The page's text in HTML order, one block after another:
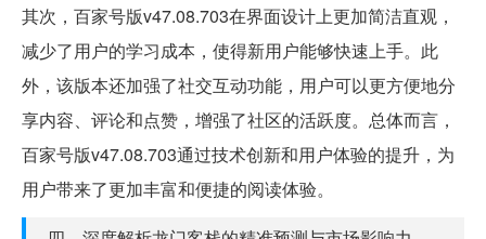
其次，百家号版v47.08.703在界面设计上更加简洁直观，
减少了用户的学习成本，使得新用户能够快速上手。此
外，该版本还加强了社交互动功能，用户可以更方便地分
享内容、评论和点赞，增强了社区的活跃度。总体而言，
百家号版v47.08.703通过技术创新和用户体验的提升，为
用户带来了更加丰富和便捷的阅读体验。